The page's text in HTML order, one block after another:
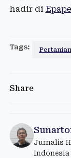
hadir di
Tags: Pertanian
Share
Jurnalis